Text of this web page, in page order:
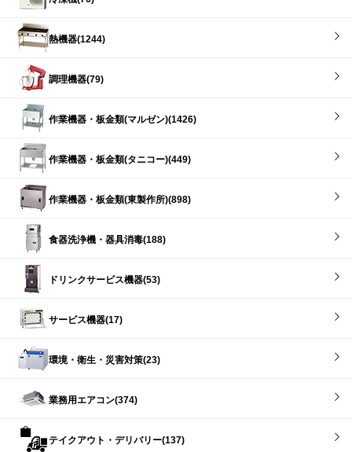
熱機器(1244)
調理機器(79)
作業機器・板金類(マルゼン)(1426)
作業機器・板金類(タニコー)(449)
作業機器・板金類(東製作所)(898)
食器洗浄機・器具消毒(188)
ドリンクサービス機器(53)
サービス機器(17)
環境・衛生・災害対策(23)
業務用エアコン(374)
テイクアウト・デリバリー(137)